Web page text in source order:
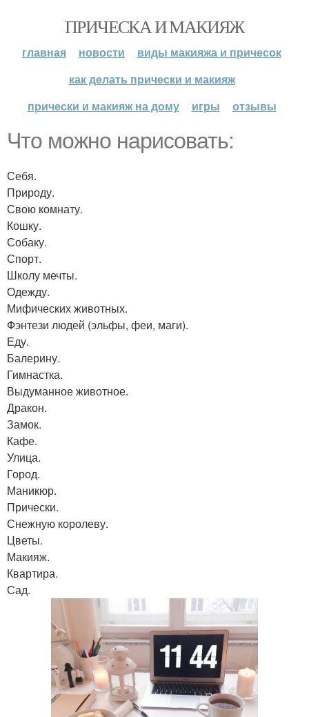
ПРИЧЕСКА И МАКИЯЖ
главная новости
виды макияжа и причесок
как делать прически и макияж
прически и макияж на дому
игры отзывы
Что можно нарисовать:
Себя.
Природу.
Свою комнату.
Кошку.
Собаку.
Спорт.
Школу мечты.
Одежду.
Мифических животных.
Фэнтези людей (эльфы, феи, маги).
Еду.
Балерину.
Гимнастка.
Выдуманное животное.
Дракон.
Замок.
Кафе.
Улица.
Город.
Маникюр.
Прически.
Снежную королеву.
Цветы.
Макияж.
Квартира.
Сад.